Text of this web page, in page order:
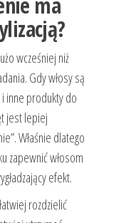
wcześniej niż
Gdy włosy są
inne produkty do
jest lepiej
Właśnie dlatego
zapewnić włosom
efekt.
rozdzielić